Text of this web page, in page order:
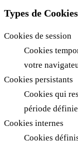
Types de Cookies
Cookies de session
Cookies
votre
Cookies persistants
Cookies qui
période
Cookies internes
Cookies